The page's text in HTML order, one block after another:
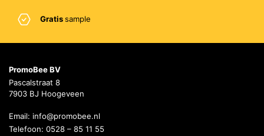
Gratissample
PromoBee BV
Pascalstraat 8
7903 BJ Hoogeveen
Email: info@promobee.nl
Telefoon: 0528 – 85 11 55